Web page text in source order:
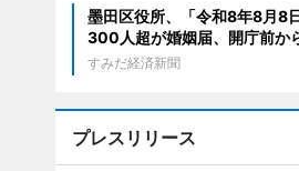
墨田区役所、「令和8年8月8
300人超が婚姻届、開庁前か
すみだ経済新聞
プレスリリース